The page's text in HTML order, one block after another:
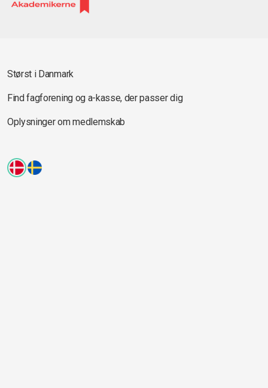
Størst i Danmark
Find fagforening og a-kasse, der passer dig
Oplysninger om medlemskab